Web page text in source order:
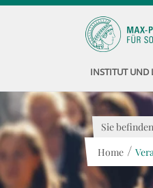
INSTITUT UND
Sie
Home /